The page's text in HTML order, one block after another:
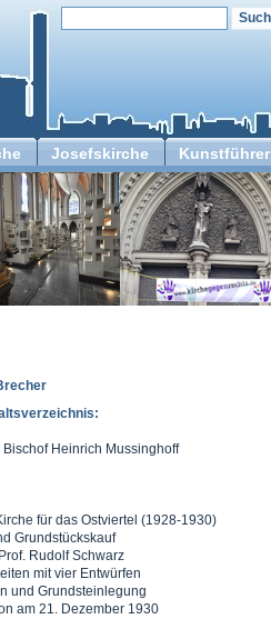
Josefskirche Kunstführer
Heinrich Mussinghoff
für das Ostviertel (1928-1930)
Grundstückskauf
Rudolf Schwarz
mit vier Entwürfen
und Grundsteinlegung
am 21. Dezember 1930